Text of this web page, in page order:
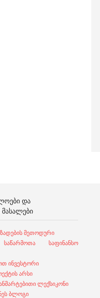
ᲓᲐ
მეთოდური
საწარმოთა საფინანსო
ინვესტორი
არსი
ლექსიკონი
ბლოგი